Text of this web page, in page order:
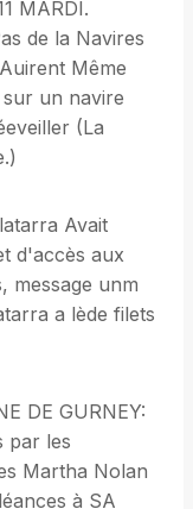
MARDI.
de la Navires
Même
un navire
(La
Avait
d'accès aux
message unm
a lède filets
DE GURNEY:
par les
Martha Nolan
à SA